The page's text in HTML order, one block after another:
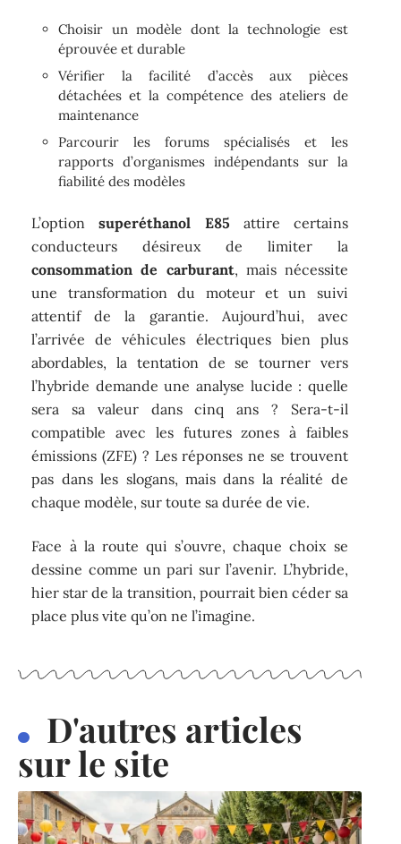
Choisir un modèle dont la technologie est
éprouvée et durable
Vérifier la facilité d’accès aux pièces
détachées et la compétence des ateliers de
maintenance
Parcourir les forums spécialisés et les
rapports d’organismes indépendants sur la
fiabilité des modèles
L’optionsuperéthanol E85 attire certains
conducteurs désireux de limiter la
consommation de carburant, mais nécessite
une transformation du moteur et un suivi
attentif de la garantie. Aujourd’hui, avec
l’arrivée de véhicules électriques bien plus
abordables, la tentation de se tourner vers
l’hybride demande une analyse lucide : quelle
sera sa valeur dans cinq ans ? Sera-t-il
compatible avec les futures zones à faibles
émissions (ZFE) ? Les réponses ne se trouvent
pas dans les slogans, mais dans la réalité de
chaque modèle, sur toute sa durée de vie.
Face à la route qui s’ouvre, chaque choix se
dessine comme un pari sur l’avenir. L’hybride,
hier star de la transition, pourrait bien céder sa
place plus vite qu’on ne l’imagine.
D'autres articles
sur le site